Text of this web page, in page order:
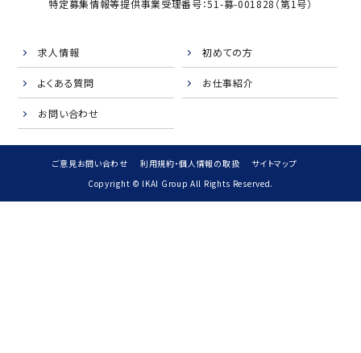
特定募集情報等提供事業受理番号：51-募-001828（第1号）
求人情報 初めての方
よくある質問 お仕事紹介
お問い合わせ
ご意見お問い合わせ 利用規約・個人情報の取扱
サイトマップ
Copyright © IKAI Group All Rights Reserved.